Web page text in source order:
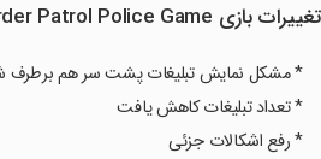
تغییرات بازی Border Patrol Police Game در نسخه جدید
* مشکل نمایش تبلیغات پشت سر هم برطرف
* تعداد تبلیغات کاهش یافت
* رفع اشکالات جزئی